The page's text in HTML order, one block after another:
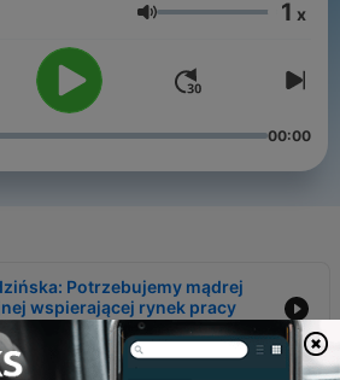
i Google Podcasts.Lydstyrke 1 x
00:00
Potrzebujemy mądrej
wspierającej rynek pracy